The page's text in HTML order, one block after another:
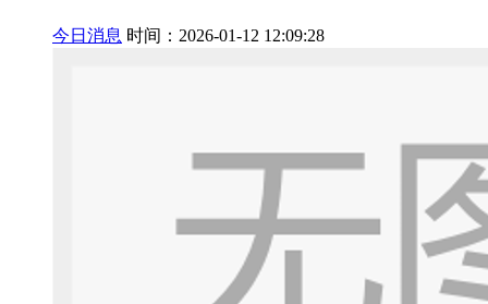
今日消息 时间：2026-01-12 12:09:28